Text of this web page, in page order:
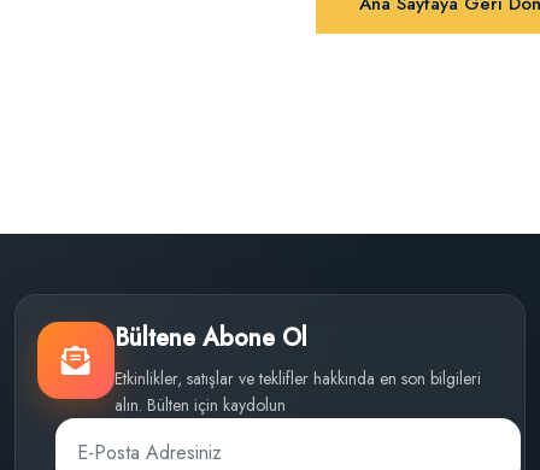
Bültene Abone Ol
Etkinlikler, satışlar ve teklifler hakkında en son bilgileri
alın. Bülten için kaydolun